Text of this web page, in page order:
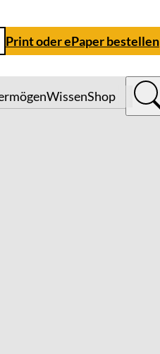
Print oder ePaper bestellen
WissenShop